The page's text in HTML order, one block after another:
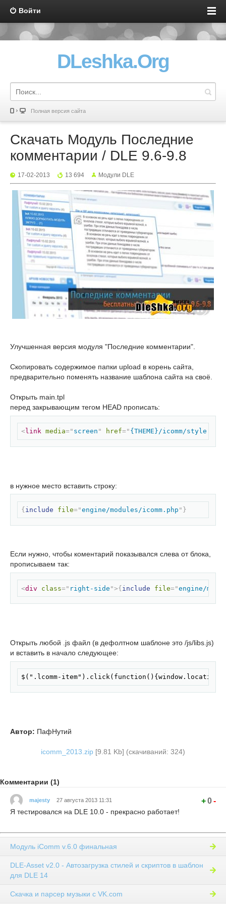
Войти
DLeshka.Org
Полная версия сайта
Скачать Модуль Последние
комментарии / DLE 9.6-9.8
17-02-2013 13 694 Mодули DLE
Улучшенная версия модуля "Последние комментарии".
Скопировать содержимое папки upload в корень сайта,
предварительно поменять название шаблона сайта на своё.
Открыть main.tpl
перед закрывающим тегом HEAD прописать:
<link media=" screen " href=" {THEME}/icomm/style.css
в нужное место вставить строку:
{ include file="engine/modules/icomm.php " }
Если нужно, чтобы коментарий показывался слева от блока,
прописываем так:
<div class=" right-side ">{include file="engine/
Скопировать
Открыть любой .js файл (в дефолтном шаблоне это /js/libs.js)
и вставить в начало следующее:
$(".lcomm-
Автор: ПафНутий
icomm_2013.zip [9.81 Kb] (cкачиваний: 324)
Комментарии (1)
majesty 27 августа 2013 11:31 +0-
Я тестировался на DLE 10.0 - прекрасно работает!
Модуль iComm v.6.0 финальная
DLE-Asset v2.0 - Автозагрузка стилей и скриптов в шаблон
для DLE 14
Скачка и парсер музыки с VK.com